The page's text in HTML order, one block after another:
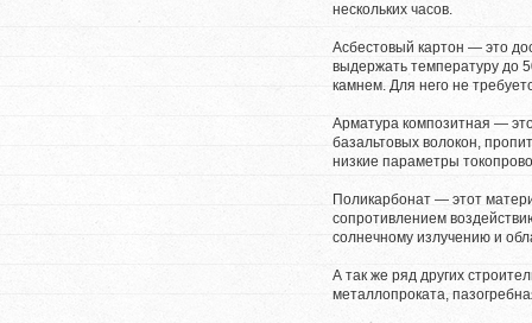
нескольких часов.
Асбестовый картон — это
выдержать температуру до
камнем. Для него не
Арматура композитная —
базальтовых волокон,
низкие параметры
Поликарбонат — этот
сопротивлением
солнечному излучению и
А так же ряд других
металлопроката,